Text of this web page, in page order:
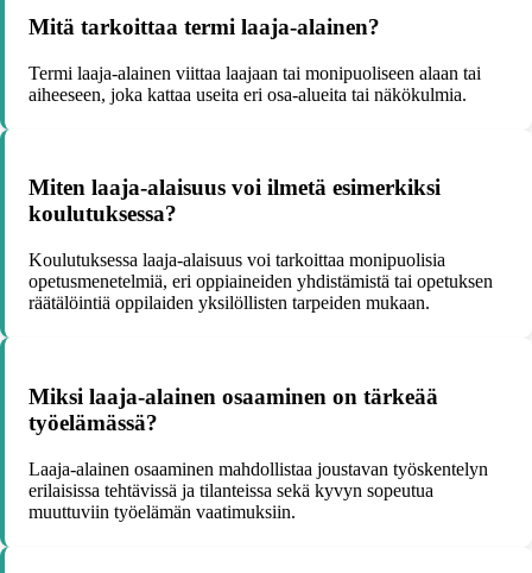
Mitä tarkoittaa termi laaja-alainen?
Termi laaja-alainen viittaa laajaan tai monipuoliseen alaan tai
aiheeseen, joka kattaa useita eri osa-alueita tai näkökulmia.
Miten laaja-alaisuus voi ilmetä esimerkiksi
koulutuksessa?
Koulutuksessa laaja-alaisuus voi tarkoittaa monipuolisia
opetusmenetelmiä, eri oppiaineiden yhdistämistä tai opetuksen
räätälöintiä oppilaiden yksilöllisten tarpeiden mukaan.
Miksi laaja-alainen osaaminen on tärkeää
työelämässä?
Laaja-alainen osaaminen mahdollistaa joustavan työskentelyn
erilaisissa tehtävissä ja tilanteissa sekä kyvyn sopeutua
muuttuviin työelämän vaatimuksiin.